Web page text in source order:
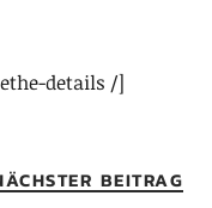
details /]
BEITRAG